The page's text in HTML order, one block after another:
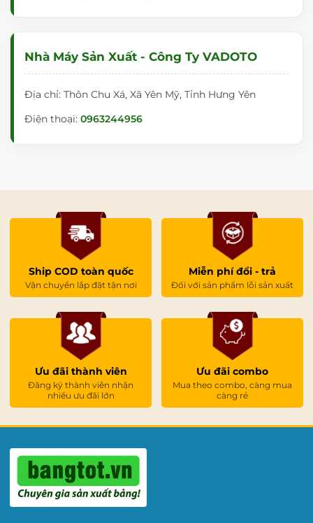
cấp.
Bề mặt bảng
mịn giúp viết
năng xóa
sạch nhanh
chóng,
không để lại
bụi bẩn hay
vệt phấn.
Thiết kế chắc chắn, có
Bảng từ xanh treo
sử dụng khung
Nhà Máy Sản Xuất - Công Ty VADOTO
Địa chỉ: Thôn Chu Xá, Xã Yên Mỹ, Tỉnh Hưng Yên
Điện thoại: 0963244956
Ship COD toàn quốc
Vận chuyển lắp đặt tận nơi
Miễn phí đổi - trả
Đối với sản phẩm lỗi sản xuất
Ưu đãi thành viên
Đăng ký thành viên nhận
nhiều ưu đãi lớn
Ưu đãi combo
Mua theo combo, càng mua
càng rẻ